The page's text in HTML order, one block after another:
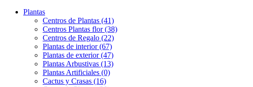
Plantas
Centros de Plantas (41)
Centros Plantas flor (38)
Centros de Regalo (22)
Plantas de interior (67)
Plantas de exterior (47)
Plantas Arbustivas (13)
Plantas Artificiales (0)
Cactus y Crasas (16)